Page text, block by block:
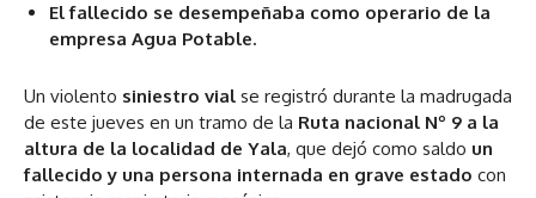
El fallecido se desempeñaba como operario de la
empresa Agua Potable.
Un violento siniestro vial se registró durante la madrugada
de este jueves en un tramo de la Ruta nacional Nº 9 a la
altura de la localidad de Yala, que dejó como saldo un
fallecido y una persona internada en grave estado con